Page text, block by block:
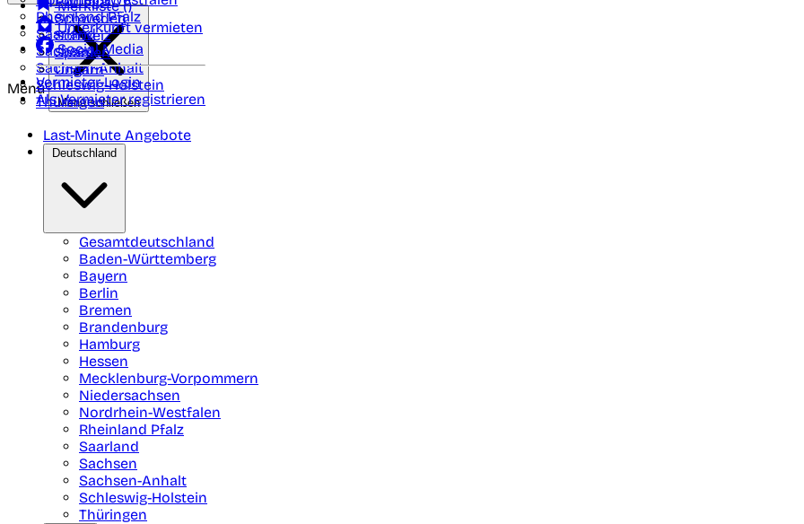
Rheinland Pfalz
Saarland
Sachsen
Sachsen-Anhalt
Schleswig-Holstein
Thüringen
Schweden
Schweiz
Spanien
Ungarn
Merkliste ()
Unterkunft vermieten
Social Media
Vermieter-Login
Als Vermieter registrieren
Menü
Menü schließen
Last-Minute Angebote
Deutschland
Gesamtdeutschland
Baden-Württemberg
Bayern
Berlin
Bremen
Brandenburg
Hamburg
Hessen
Mecklenburg-Vorpommern
Niedersachsen
Nordrhein-Westfalen
Rheinland Pfalz
Saarland
Sachsen
Sachsen-Anhalt
Schleswig-Holstein
Thüringen